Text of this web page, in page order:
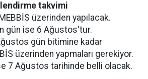
takvimi
üzerinden yapılacak.
gün ise 6 Ağustos'tur.
gün bitimine kadar
üzerinden yapmaları gerekiyor.
7 Ağustos tarihinde belli olacak.